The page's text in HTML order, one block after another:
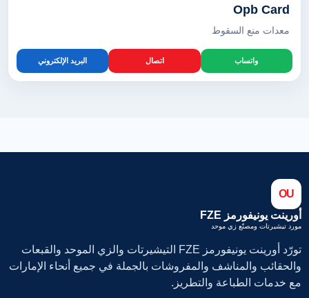
Opb Card
معدات منع السقوط
واتساب اتصال البريد الإلكتروني
OU
أورينت يونيفورمز FZE
مورد تيشيرتات ومصنّع زي موحد
تورّد أورينت يونيفورمز FZE التيشيرتات والزي الموحد والقبعات
والحقائب والمناشف والمفروشات بالجملة في جميع أنحاء الإمارات
مع خدمات الطباعة والتطريز.